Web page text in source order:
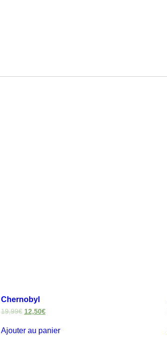
Chernobyl
19,99€ 12,50€
Ajouter au panier